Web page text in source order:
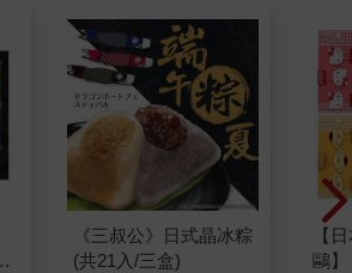
《三叔公》日式晶冰粽
(共21入/三盒)
【
鷗